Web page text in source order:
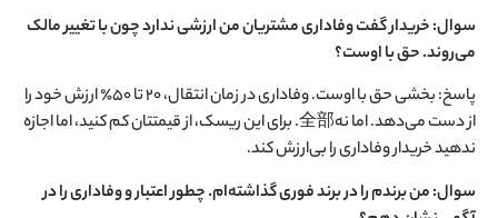
سوال: خریدار گفت وفاداری مشتریان من ارزشی ندارد چون با تغییر مالک
می‌روند. حق با اوست؟
پاسخ: بخشی حق با اوست. وفاداری در زمان انتقال، ۲۰ تا ۵۰٪ ارزش خود را
از دست می‌دهد. اما نه全部. برای این ریسک، از قیمتتان کم کنید، اما اجازه
ندهید خریدار وفاداری را بی‌ارزش کند.
سوال: من برندم را در برند فوری گذاشته‌ام. چطور اعتبار و وفاداری را در